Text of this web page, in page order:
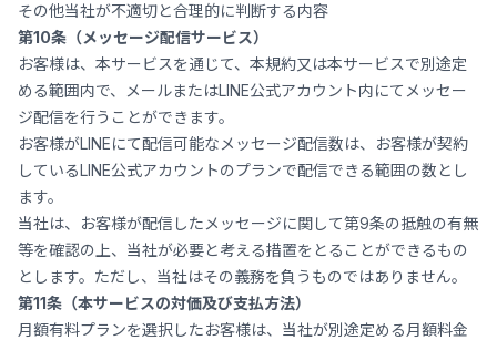
その他当社が不適切と合理的に判断する内容
第10条（メッセージ配信サービス）
お客様は、本サービスを通じて、本規約又は本サービスで別途定
める範囲内で、メールまたはLINE公式アカウント内にてメッセー
ジ配信を行うことができます。
お客様がLINEにて配信可能なメッセージ配信数は、お客様が契約
しているLINE公式アカウントのプランで配信できる範囲の数とし
ます。
当社は、お客様が配信したメッセージに関して第9条の抵触の有無
等を確認の上、当社が必要と考える措置をとることができるもの
とします。ただし、当社はその義務を負うものではありません。
第11条（本サービスの対価及び支払方法）
月額有料プランを選択したお客様は、当社が別途定める月額料金